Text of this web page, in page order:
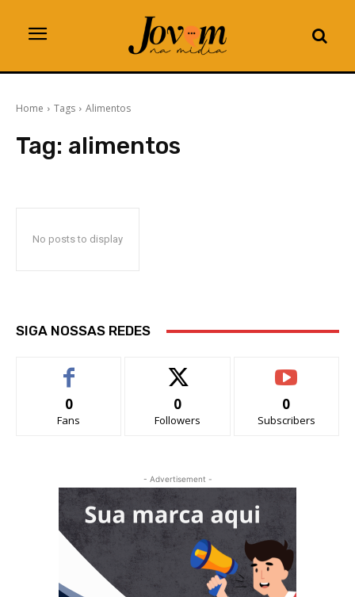
Home Tags Alimentos
Tag: alimentos
No posts to display
SIGA NOSSAS REDES
0
Fans
0
Followers
0
Subscribers
- Advertisement -